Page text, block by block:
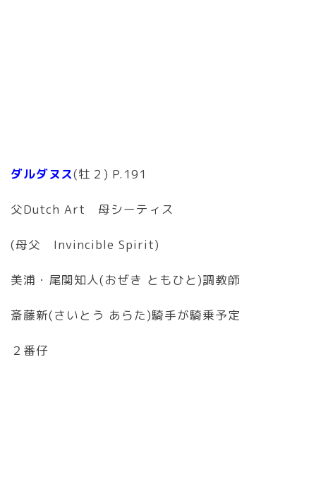
ダルダヌス(牡２) P.191
父Dutch Art 母シーティス
(母父 Invincible Spirit)
美浦・尾関知人(おぜき ともひと)調教師
斎藤新(さいとう あらた)騎手が騎乗予定
２番仔